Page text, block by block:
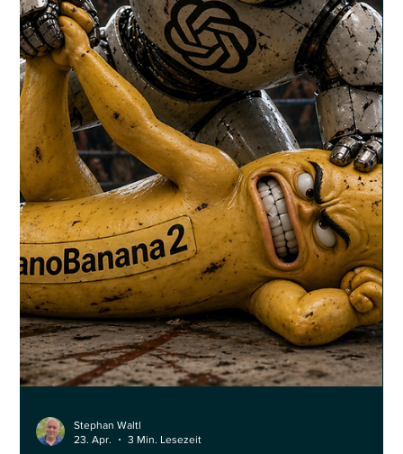
Sondern weil es zeigt, was gerade passiert. Leise, fast
unbemerkt!. Was war das Experiment? 69 Anthropic-Mitarbeiter
haben im Dezember 2025 an einem internen KI-Marktplatz
teilgenommen. Jeder hat ein kurzes Interview mit Claude
geführt. Was w